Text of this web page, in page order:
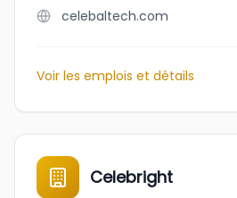
celebaltech.com
Voir les emplois et détails
Celebright